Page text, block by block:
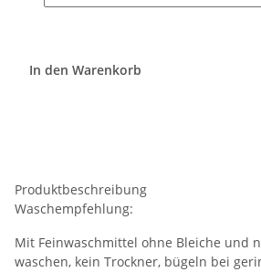
In den Warenkorb
Produktbeschreibung
Waschempfehlung:
Mit Feinwaschmittel ohne Bleiche und
waschen, kein Trockner, bügeln bei